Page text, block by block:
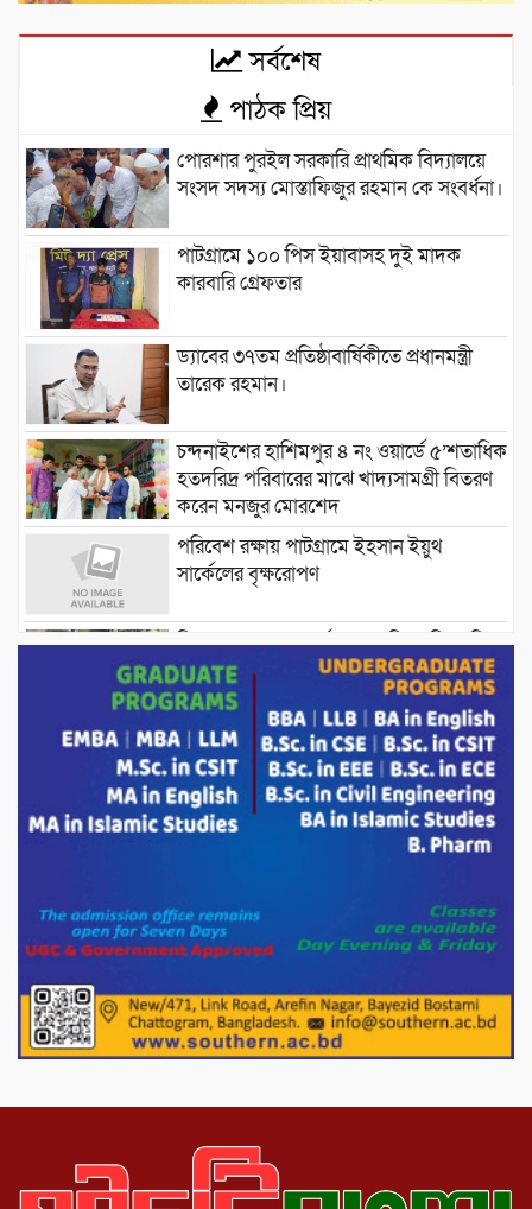
সর্বশেষ
পাঠক প্রিয়
পোরশার পুরইল সরকারি প্রাথমিক বিদ্যালয়ে
সংসদ সদস্য মোস্তাফিজুর রহমান কে সংবর্ধনা।
পাটগ্রামে ১০০ পিস ইয়াবাসহ দুই মাদক
কারবারি গ্রেফতার
ড্যাবের ৩৭তম প্রতিষ্ঠাবার্ষিকীতে প্রধানমন্ত্রী
তারেক রহমান।
চন্দনাইশের হাশিমপুর ৪ নং ওয়ার্ডে ৫’শতাধিক
হতদরিদ্র পরিবারের মাঝে খাদ্যসামগ্রী বিতরণ
করেন মনজুর মোরশেদ
পরিবেশ রক্ষায় পাটগ্রামে ইহসান ইয়ুথ
সার্কেলের বৃক্ষরোপণ
মিরপুর-১১ নম্বরে দুর্বৃত্তদের গুলিতে বিএনপি
নেতা গুরুতর আহত
পাটগ্রামে চিকিৎসা সেবায় বীর মুক্তিযোদ্ধা দবির
উদ্দিন ফাউন্ডেশন
পাটগ্রামের দহগ্রাম ইউনিয়নের প্রধান সড়ক
অস্ট্রেলিয়া একাদশের বিপক্ষে ব্যাটিং ধসের
দিনে মিরাজের অপরাজিত সেঞ্চুরি
মাগুরার বাড়িতে হামলার প্রতিক্রিয়ায় যা বললেন
সাকিব।